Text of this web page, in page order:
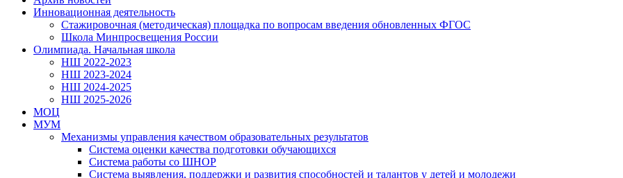
Инновационная деятельность
Стажировочная (методическая) площадка по вопросам введения обновленных ФГОС
Школа Минпросвещения России
Олимпиада. Начальная школа
НШ 2022-2023
НШ 2023-2024
НШ 2024-2025
НШ 2025-2026
МОЦ
МУМ
Механизмы управления качеством образовательных результатов
Система оценки качества подготовки обучающихся
Система работы со ШНОР
Система выявления, поддержки и развития способностей и талантов у детей и молодежи